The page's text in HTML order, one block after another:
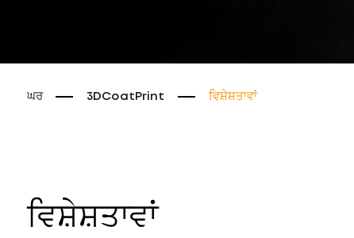
ਘਰ 3DCoatPrint ਵਿਸ਼ੇਸ਼ਤਾਵਾਂ
ਵਿਸ਼ੇਸ਼ਤਾਵਾਂ